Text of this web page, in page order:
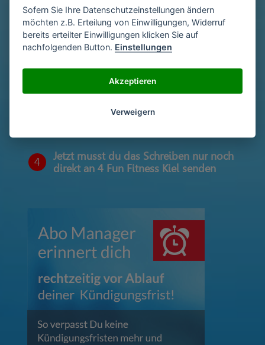
2
Gib deinen Namen und deine Adresse
ein
Unterschriebe das Schreiben mit deinem
Namen oder lade eine Unterschrift hoch
4
Jetzt musst du das Schreiben nur noch
direkt an 4 Fun Fitness Kiel senden
Sofern Sie Ihre Datenschutzeinstellungen ändern
möchten z.B. Erteilung von Einwilligungen, Widerruf
bereits erteilter Einwilligungen klicken Sie auf
nachfolgenden Button. Einstellungen
Akzeptieren
Verweigern